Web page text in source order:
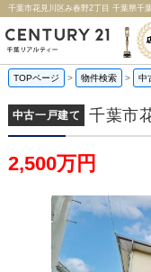
TOPページ > 物件検索 > 中
中古一戸建て 千葉市
2,500万円